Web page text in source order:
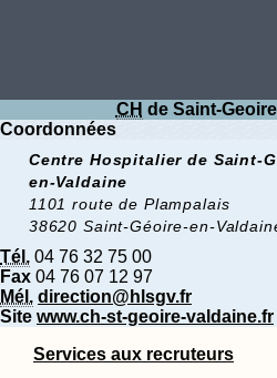
CH de Saint-
Coordonnées
Centre Hospitalier de Saint-
en-Valdaine
1101 route de Plampalais
38620 Saint-Géoire-en-
Tél. 04 76 32 75 00
Fax 04 76 07 12 97
Mél. direction@hlsgv.fr
Site www.ch-st-geoire-valdaine.fr
Services aux recruteurs